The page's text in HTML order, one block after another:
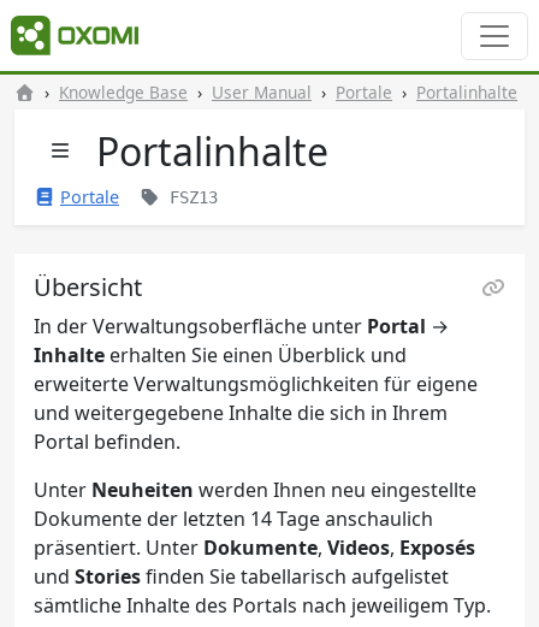
Knowledge Base User Manual Portale Portalinhalte
Portalinhalte
Portale FSZ13
Übersicht
In der Verwaltungsoberfläche unter Portal →
Inhalte erhalten Sie einen Überblick und
erweiterte Verwaltungsmöglichkeiten für eigene
und weitergegebene Inhalte die sich in Ihrem
Portal befinden.
Unter Neuheiten werden Ihnen neu eingestellte
Dokumente der letzten 14 Tage anschaulich
präsentiert. Unter Dokumente, Videos, Exposés
und Storiesfinden Sie tabellarisch aufgelistet
sämtliche Inhalte des Portals nach jeweiligem Typ.